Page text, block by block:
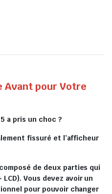
Avant pour Votre
a pris un choc ?
fissuré et l’afficheur
de deux parties qui
Vous devez avoir un
pour pouvoir changer